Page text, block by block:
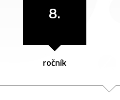
8.
ročník